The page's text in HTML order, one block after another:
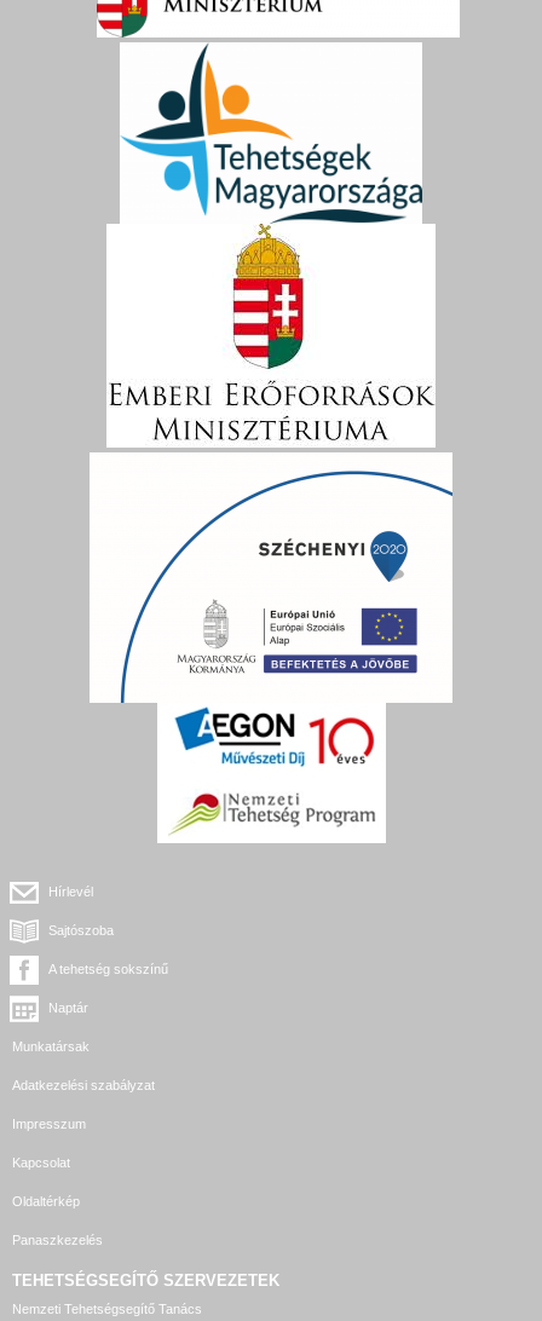
Hírlevél
Sajtószoba
A tehetség sokszínű
Naptár
Munkatársak
Adatkezelési szabályzat
Impresszum
Kapcsolat
Oldaltérkép
Panaszkezelés
TEHETSÉGSEGÍTŐ SZERVEZETEK
Nemzeti Tehetségsegítő Tanács